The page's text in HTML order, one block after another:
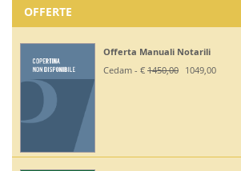
OFFERTE
Offerta Manuali Notarili
Cedam - € 1450,00 1049,00